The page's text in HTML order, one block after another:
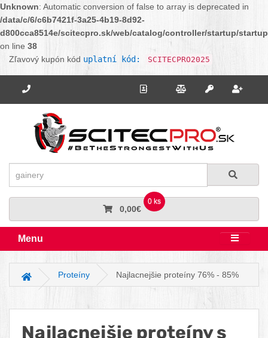
Unknown: Automatic conversion of false to array is deprecated in
/data/c/6/c6b7421f-3a25-4b19-8d92-
d800cca8514e/scitecpro.sk/web/catalog/controller/startup/
on line 38
Zľavový kupón kód uplatní kód: SCITECPRO2025
Potrebujete poradiť? Zavolajte nám. Kontakt Porovnanie
Prihlásiť sa
0 ks
0,00€
Menu
Hlavná stránka
Proteíny Najlacnejšie proteíny 76% - 85%
Najlacnejšie proteíny s